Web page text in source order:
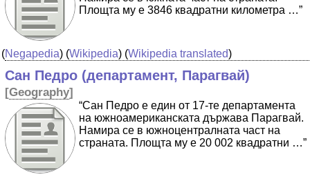
Площта му е 3846 квадратни километра …”
(Negapedia) (Wikipedia) (Wikipedia translated)
Сан Педро (департамент, Парагвай)
[Geography]
“Сан Педро е един от 17-те департамента
на южноамериканската държава Парагвай.
Намира се в южноцентралната част на
страната. Площта му е 20 002 квадратни …”